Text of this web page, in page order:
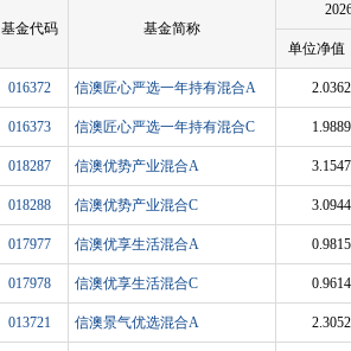
基金代码 基金简称
单位净值
016372 信澳匠心严选一年持有混合A 2.0362
016373 信澳匠心严选一年持有混合C 1.9889
018287 信澳优势产业混合A 3.1547
018288 信澳优势产业混合C 3.0944
017977 信澳优享生活混合A 0.9815
017978 信澳优享生活混合C 0.9614
013721 信澳景气优选混合A 2.3052